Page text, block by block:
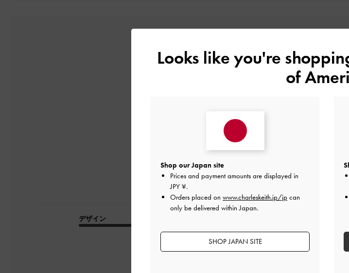
カスタマーレ
1件のレビューに基づく
デザイン
Looks like you're
of
Shop our Japan site
Prices and payment amounts are displayed in
JPY ¥.
Orders placed on www.charleskeith.jp/jp can
only be delivered within Japan.
SHOP JAPAN SITE